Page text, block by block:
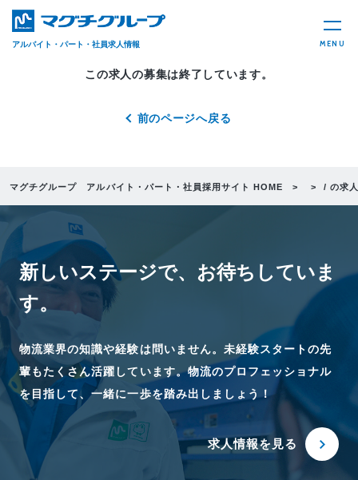
アルバイト・パート・社員求人情報 MENU
この求人の募集は終了しています。
前のページへ戻る
マグチグループ アルバイト・パート・社員採用サイト HOME / の求
新しいステージで、 お待ちしていま
す。
物流業界の知識や経験は問いません。未経験スタートの先
輩もたくさん活躍しています。物流のプロフェッショナル
を目指して、一緒に一歩を踏み出しましょう！
求人情報を見る